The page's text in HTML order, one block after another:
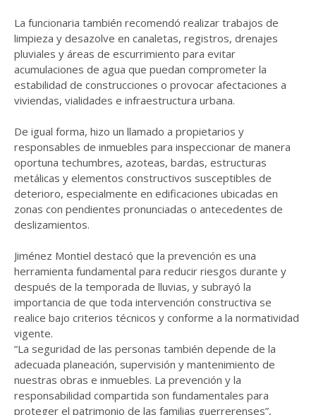
La funcionaria también recomendó realizar trabajos de
limpieza y desazolve en canaletas, registros, drenajes
pluviales y áreas de escurrimiento para evitar
acumulaciones de agua que puedan comprometer la
estabilidad de construcciones o provocar afectaciones a
viviendas, vialidades e infraestructura urbana.
De igual forma, hizo un llamado a propietarios y
responsables de inmuebles para inspeccionar de manera
oportuna techumbres, azoteas, bardas, estructuras
metálicas y elementos constructivos susceptibles de
deterioro, especialmente en edificaciones ubicadas en
zonas con pendientes pronunciadas o antecedentes de
deslizamientos.
Jiménez Montiel destacó que la prevención es una
herramienta fundamental para reducir riesgos durante y
después de la temporada de lluvias, y subrayó la
importancia de que toda intervención constructiva se
realice bajo criterios técnicos y conforme a la normatividad
vigente.
“La seguridad de las personas también depende de la
adecuada planeación, supervisión y mantenimiento de
nuestras obras e inmuebles. La prevención y la
responsabilidad compartida son fundamentales para
proteger el patrimonio de las familias guerrerenses”,